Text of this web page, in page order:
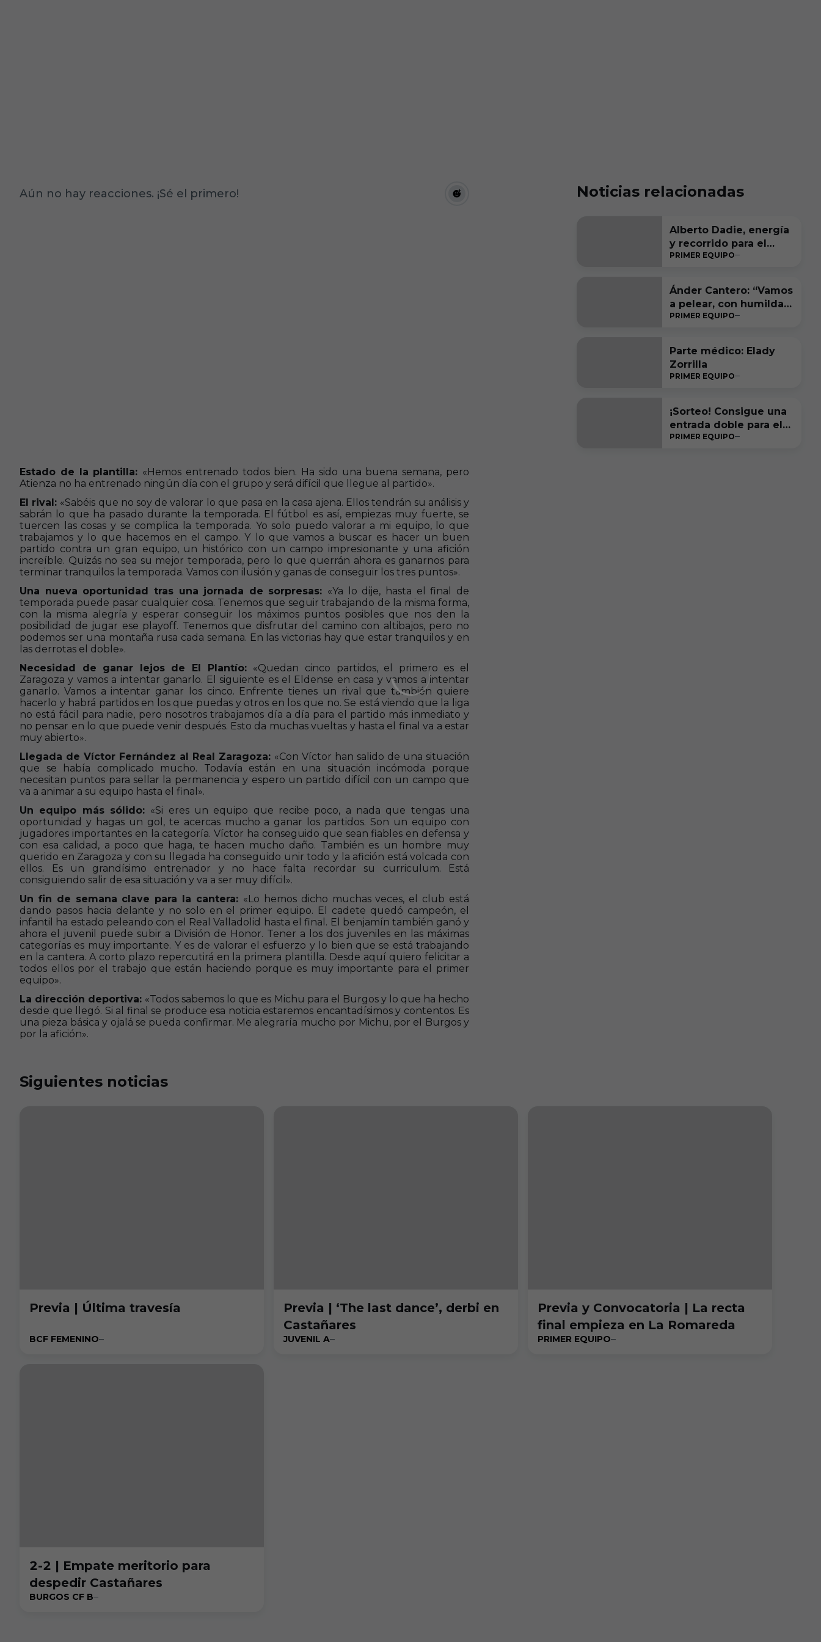
Aún no hay reacciones. ¡Sé el primero!
Estado de la plantilla: «Hemos entrenado todos bien. Ha sido una buena semana, pero
Atienza no ha entrenado ningún día con el grupo y será difícil que llegue al partido».
El rival: «Sabéis que no soy de valorar lo que pasa en la casa ajena. Ellos tendrán su análisis y
sabrán lo que ha pasado durante la temporada. El fútbol es así, empiezas muy fuerte, se
tuercen las cosas y se complica la temporada. Yo solo puedo valorar a mi equipo, lo que
trabajamos y lo que hacemos en el campo. Y lo que vamos a buscar es hacer un buen
partido contra un gran equipo, un histórico con un campo impresionante y una afición
increíble. Quizás no sea su mejor temporada, pero lo que querrán ahora es ganarnos para
terminar tranquilos la temporada. Vamos con ilusión y ganas de conseguir los tres puntos».
Una nueva oportunidad tras una jornada de sorpresas: «Ya lo dije, hasta el final de
temporada puede pasar cualquier cosa. Tenemos que seguir trabajando de la misma forma,
con la misma alegría y esperar conseguir los máximos puntos posibles que nos den la
posibilidad de jugar ese playoff. Tenemos que disfrutar del camino con altibajos, pero no
podemos ser una montaña rusa cada semana. En las victorias hay que estar tranquilos y en
las derrotas el doble».
Necesidad de ganar lejos de El Plantío: «Quedan cinco partidos, el primero es el
Zaragoza y vamos a intentar ganarlo. El siguiente es el Eldense en casa y vamos a intentar
ganarlo. Vamos a intentar ganar los cinco. Enfrente tienes un rival que también quiere
hacerlo y habrá partidos en los que puedas y otros en los que no. Se está viendo que la liga
no está fácil para nadie, pero nosotros trabajamos día a día para el partido más inmediato y
no pensar en lo que puede venir después. Esto da muchas vueltas y hasta el final va a estar
muy abierto».
Llegada de Víctor Fernández al Real Zaragoza: «Con Víctor han salido de una situación
que se había complicado mucho. Todavía están en una situación incómoda porque
necesitan puntos para sellar la permanencia y espero un partido difícil con un campo que
va a animar a su equipo hasta el final».
Un equipo más sólido: «Si eres un equipo que recibe poco, a nada que tengas una
oportunidad y hagas un gol, te acercas mucho a ganar los partidos. Son un equipo con
jugadores importantes en la categoría. Víctor ha conseguido que sean fiables en defensa y
con esa calidad, a poco que haga, te hacen mucho daño. También es un hombre muy
querido en Zaragoza y con su llegada ha conseguido unir todo y la afición está volcada con
ellos. Es un grandísimo entrenador y no hace falta recordar su curriculum. Está
consiguiendo salir de esa situación y va a ser muy difícil».
Un fin de semana clave para la cantera: «Lo hemos dicho muchas veces, el club está
dando pasos hacia delante y no solo en el primer equipo. El cadete quedó campeón, el
infantil ha estado peleando con el Real Valladolid hasta el final. El benjamín también ganó y
ahora el juvenil puede subir a División de Honor. Tener a los dos juveniles en las máximas
categorías es muy importante. Y es de valorar el esfuerzo y lo bien que se está trabajando
en la cantera. A corto plazo repercutirá en la primera plantilla. Desde aquí quiero felicitar a
todos ellos por el trabajo que están haciendo porque es muy importante para el primer
equipo».
La dirección deportiva: «Todos sabemos lo que es Michu para el Burgos y lo que ha hecho
desde que llegó. Si al final se produce esa noticia estaremos encantadísimos y contentos. Es
una pieza básica y ojalá se pueda confirmar. Me alegraría mucho por Michu, por el Burgos y
por la afición».
Noticias relacionadas
Alberto Dadie, energía
y recorrido para el
carril derecho
PRIMER EQUIPO
Ánder Cantero: “Vamos
a pelear, con humildad
y ambición, por estar
a final de temporada”
PRIMER EQUIPO
Parte médico: Elady
Zorrilla
PRIMER EQUIPO
¡Sorteo! Consigue una
entrada doble para el
#RacingFerrolBurgosC
PRIMER EQUIPO
Siguientes noticias
Previa | Última travesía
BCF FEMENINO
Previa | ‘The last dance’, derbi en
Castañares
JUVENIL A
Previa y Convocatoria | La recta
final empieza en La Romareda
PRIMER EQUIPO
2-2 | Empate meritorio para
despedir Castañares
BURGOS CF B